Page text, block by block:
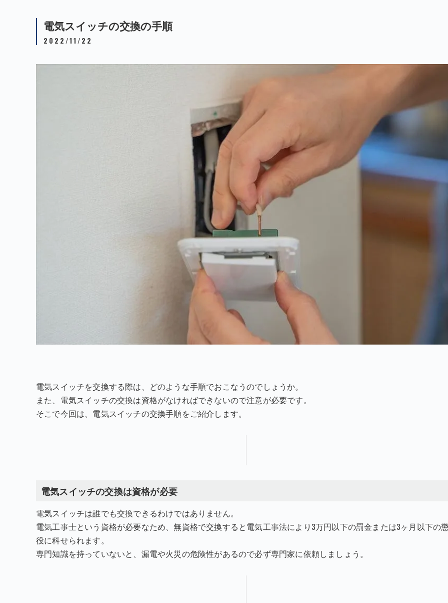
電気スイッチの交換の手順
2022/11/22
電気スイッチを交換する際は、どのような手順でおこなうのでしょうか。
また、電気スイッチの交換は資格がなければできないので注意が必要です。
そこで今回は、電気スイッチの交換手順をご紹介します。
電気スイッチの交換は資格が必要
電気スイッチは誰でも交換できるわけではありません。
電気工事士という資格が必要なため、無資格で交換すると電気工事法により3万円以下の罰金または3ヶ月以下の
役に科せられます。
専門知識を持っていないと、漏電や火災の危険性があるので必ず専門家に依頼しましょう。